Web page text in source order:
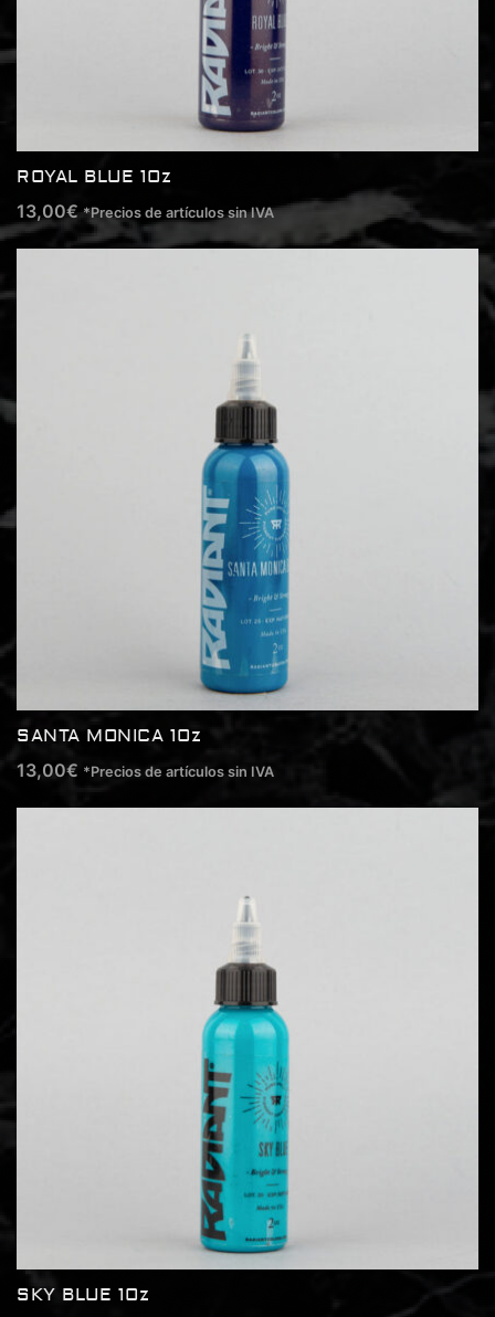
ROYAL BLUE 1Oz
13,00€ *Precios de artículos sin IVA
SANTA MONICA 1Oz
13,00€ *Precios de artículos sin IVA
SKY BLUE 1Oz